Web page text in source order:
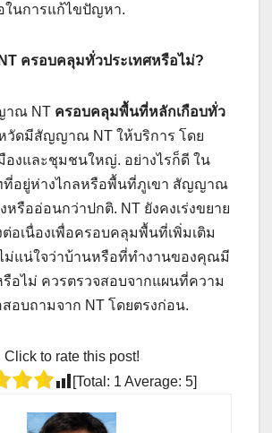
ในการแก้ไขปัญหา.
ครอบคลุมทั่วประเทศหรือไม่?
าณ NT ครอบคลุมพื้นที่หลักเกือบทั่ว
วัดมีสัญญาณ NT ให้บริการ โดย
มืองและชุมชนใหญ่. อย่างไรก็ดี ใน
อยู่ห่างไกลหรือพื้นที่ภูเขา สัญญาณ
หรืออ่อนกว่าปกติ. NT ยังคงเร่งขยาย
อเนื่องเพื่อครอบคลุมพื้นที่เพิ่มเติม
แน่ใจว่าบ้านหรือที่ทำงานของคุณมี
อไม่ ควรตรวจสอบจากแผนที่ความ
อบถามจาก NT โดยตรงก่อน.
Click to rate this post!
[Total: 1 Average: 5]